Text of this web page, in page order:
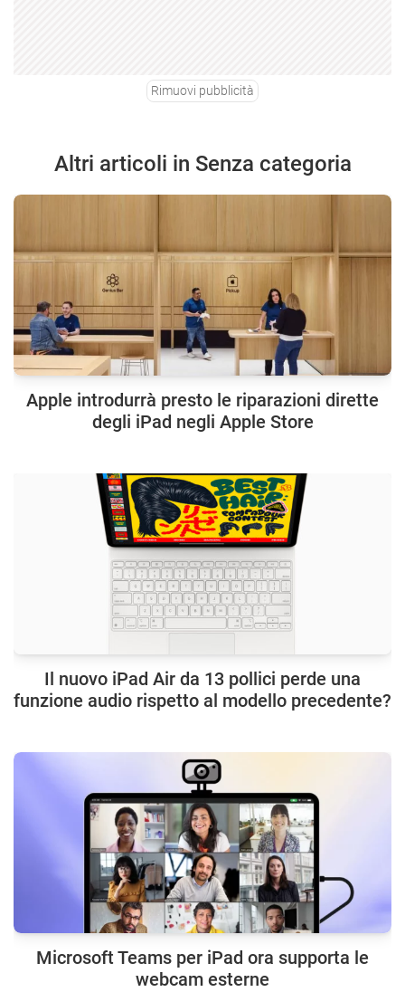
Rimuovi pubblicità
Altri articoli in Senza categoria
Apple introdurrà presto le riparazioni dirette
degli iPad negli Apple Store
Il nuovo iPad Air da 13 pollici perde una
funzione audio rispetto al modello precedente?
Microsoft Teams per iPad ora supporta le
webcam esterne